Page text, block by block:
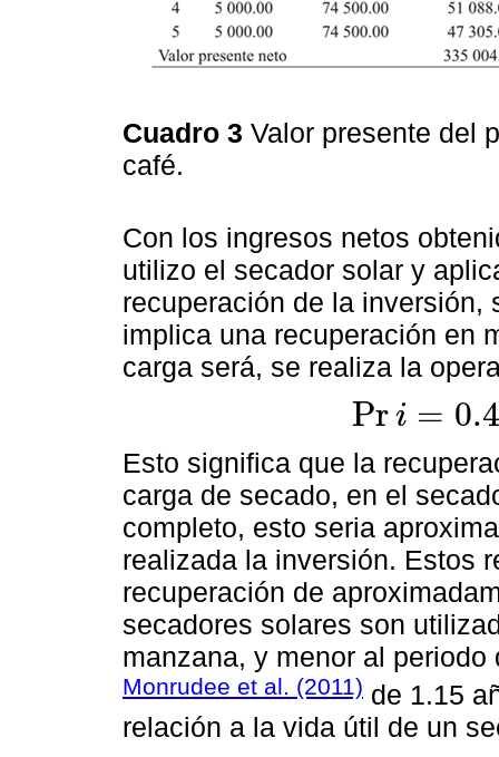
Cuadro 3 Valor presente del
café.
Con los ingresos netos
utilizo el secador solar y
recuperación de la inversión,
implica una recuperación en
carga será, se realiza la
Pr i =
Pr =0.435*25
Esto significa que la
carga de secado, en el
completo, esto seria
realizada la inversión. Estos
recuperación de
secadores solares son
manzana, y menor al
Monrudee et al. (2011) de 1.15
relación a la vida útil de un